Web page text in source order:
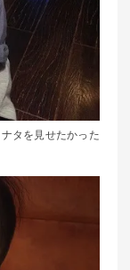
タを見せたかった